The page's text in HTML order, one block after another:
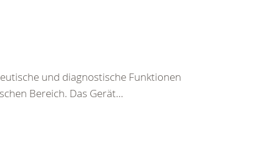
und diagnostische Funktionen
Bereich. Das Gerät...